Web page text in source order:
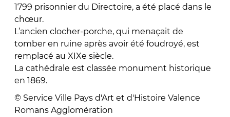
1799 prisonnier du Directoire, a été placé dans le
chœur.
L’ancien clocher-porche, qui menaçait de
tomber en ruine après avoir été foudroyé, est
remplacé au XIXe siècle.
La cathédrale est classée monument historique
en 1869.
© Service Ville Pays d'Art et d'Histoire Valence
Romans Agglomération